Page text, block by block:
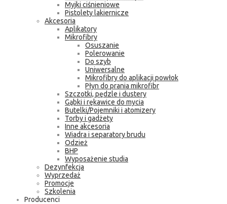
Myjki ciśnieniowe
Pistolety lakiernicze
Akcesoria
Aplikatory
Mikrofibry
Osuszanie
Polerowanie
Do szyb
Uniwersalne
Mikrofibry do aplikacji powłok
Płyn do prania mikrofibr
Szczotki, pędzle i dustery
Gąbki i rękawice do mycia
Butelki/Pojemniki i atomizery
Torby i gadżety
Inne akcesoria
Wiadra i separatory brudu
Odzież
BHP
Wyposażenie studia
Dezynfekcja
Wyprzedaż
Promocje
Szkolenia
Producenci